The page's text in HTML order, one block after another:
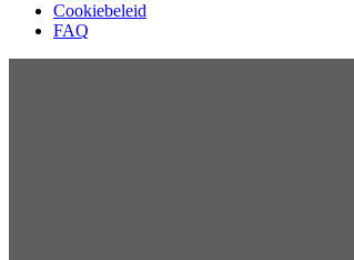
Cookiebeleid
FAQ